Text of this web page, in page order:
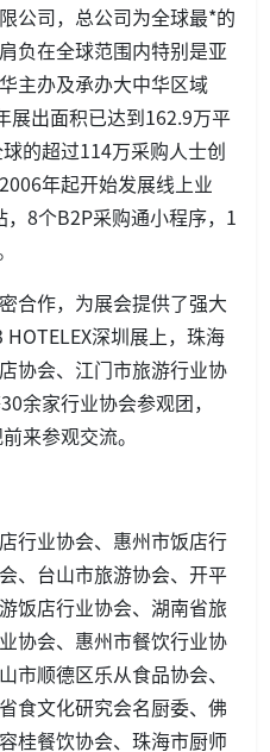
公司，总公司为全球最*的
负在全球范围内特别是亚
主办及承办大中华区域
展出面积已达到162.9万平
的超过114万采购人士创
年起开始发展线上业
8个B2P采购通小程序，1
合作，为展会提供了强大
深圳展上，珠海
协会、江门市旅游行业协
余家行业协会参观团，
来参观交流。
行业协会、惠州市饭店行
、台山市旅游协会、开平
饭店行业协会、湖南省旅
协会、惠州市餐饮行业协
市顺德区乐从食品协会、
食文化研究会名厨委、佛
桂餐饮协会、珠海市厨师